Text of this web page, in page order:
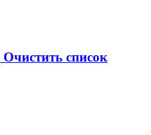
Очистить список